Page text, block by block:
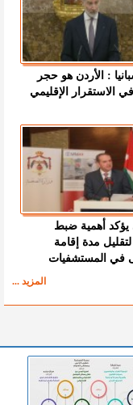
: الأردن هو حجر
الاستقرار الإقليمي
يؤكد أهمية ضبط
مدة إقامة
في المستشفيات
المزيد ...